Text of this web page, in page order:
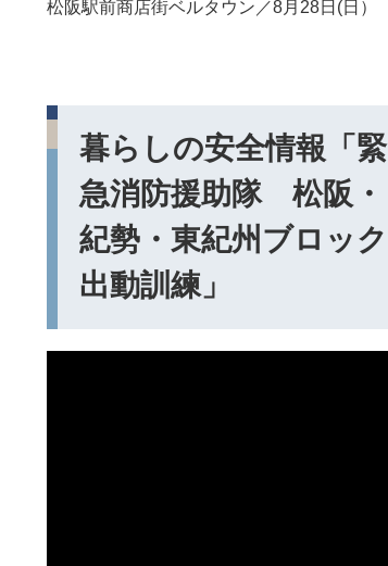
松阪駅前商店街ベルタウン／8月28日(日）
暮らしの安全情報「緊
急消防援助隊 松阪・
紀勢・東紀州ブロック
出動訓練」